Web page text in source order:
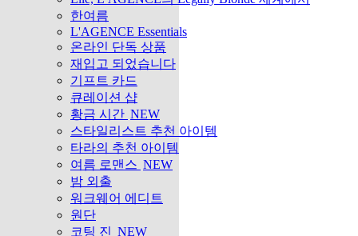
한여름
L'AGENCE Essentials
온라인 단독 상품
재입고 되었습니다
기프트 카드
큐레이션 샵
황금 시간 NEW
스타일리스트 추천 아이템
타라의 추천 아이템
여름 로맨스 NEW
밤 외출
워크웨어 에디트
원단
코팅 진 NEW